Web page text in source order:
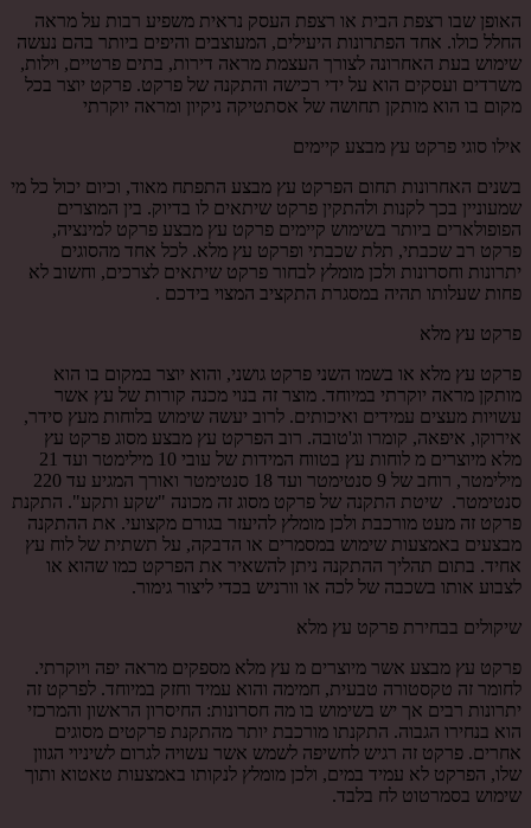
האופן שבו רצפת הבית או רצפת העסק נראית משפיע רבות על מראה
החלל כולו. אחד הפתרונות היעילים, המעוצבים והיפים ביותר בהם נעשה
שימוש בעת האחרונה לצורך העצמת מראה דירות, בתים פרטיים, וילות,
משרדים ועסקים הוא על ידי רכישה והתקנה של פרקט. פרקט יוצר בכל
מקום בו הוא מותקן תחושה של אסתטיקה ניקיון ומראה יוקרתי
אילו סוגי פרקט עץ מבצע קיימים
בשנים האחרונות תחום הפרקט עץ מבצע התפתח מאוד, וכיום יכול כל מי
שמעוניין בכך לקנות ולהתקין פרקט שיתאים לו בדיוק. בין המוצרים
הפופולארים ביותר בשימוש קיימים פרקט עץ מבצע פרקט למינציה,
פרקט רב שכבתי, תלת שכבתי ופרקט עץ מלא. לכל אחד מהסוגים
יתרונות וחסרונות ולכן מומלץ לבחור פרקט שיתאים לצרכים, וחשוב לא
פחות שעלותו תהיה במסגרת התקציב המצוי בידכם .
פרקט עץ מלא
פרקט עץ מלא או בשמו השני פרקט גושני, והוא יוצר במקום בו הוא
מותקן מראה יוקרתי במיוחד. מוצר זה בנוי מכנה קורות של עץ אשר
עשויות מעצים עמידים ואיכותים. לרוב יעשה שימוש בלוחות מעץ סידר,
אירוקו, איפאה, קומרו וג'טובה. רוב הפרקט עץ מבצע מסוג פרקט עץ
מלא מיוצרים מ לוחות עץ בטווח המידות של עובי 10 מילימטר ועד 21
מילימטר, רוחב של 9 סנטימטר ועד 18 סנטימטר ואורך המגיע עד 220
סנטימטר. שיטת התקנה של פרקט מסוג זה מכונה "שקע ותקע". התקנת
פרקט זה מעט מורכבת ולכן מומלץ להיעזר בגורם מקצועי. את ההתקנה
מבצעים באמצעות שימוש במסמרים או הדבקה, על תשתית של לוח עץ
אחיד. בתום תהליך ההתקנה ניתן להשאיר את הפרקט כמו שהוא או
לצבוע אותו בשכבה של לכה או וורניש בכדי ליצור גימור.
שיקולים בבחירת פרקט עץ מלא
פרקט עץ מבצע אשר מיוצרים מ עץ מלא מספקים מראה יפה ויוקרתי.
לחומר זה טקסטורה טבעית, חמימה והוא עמיד וחזק במיוחד. לפרקט זה
יתרונות רבים אך יש בשימוש בו מה חסרונות: החיסרון הראשון והמרכזי
הוא בנחירו הגבוה. התקנתו מורכבת יותר מהתקנת פרקטים מסוגים
אחרים. פרקט זה רגיש לחשיפה לשמש אשר עשויה לגרום לשיניוי הגוון
שלו, הפרקט לא עמיד במים, ולכן מומלץ לנקותו באמצעות טאטוא ותוך
שימוש בסמרטוט לח בלבד.